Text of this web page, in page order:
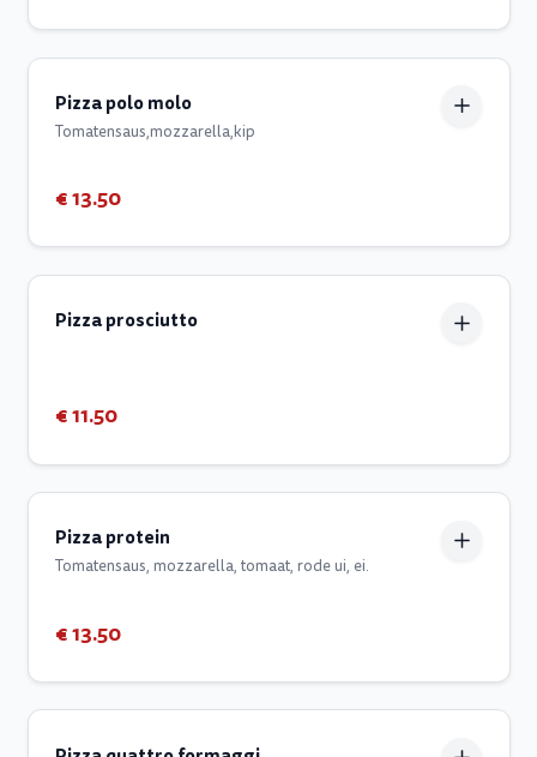
Pizza polo molo
Tomatensaus,mozzarella,kip
€ 13.50
Pizza prosciutto
€ 11.50
Pizza protein
Tomatensaus, mozzarella, tomaat, rode ui, ei.
€ 13.50